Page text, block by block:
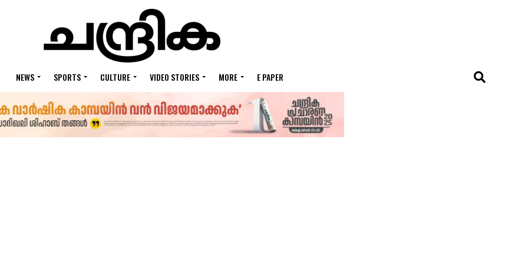
NEWS SPORTS CULTURE VIDEO STORIES MORE E PAPER